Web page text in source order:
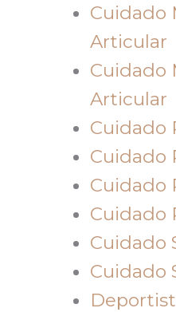
Cuidado
Articular
Cuidado
Articular
Cuidado
Cuidado
Cuidado
Cuidado
Cuidado
Cuidado